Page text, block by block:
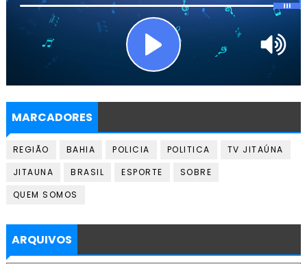
MARCADORES
REGIÃO BAHIA POLICIA POLITICA
TV JITAÚNA
JITAUNA
BRASIL ESPORTE
SOBRE
QUEM SOMOS
ARQUIVOS